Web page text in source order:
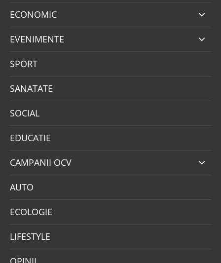
ECONOMIC
EVENIMENTE
SPORT
SANATATE
SOCIAL
EDUCATIE
CAMPANII OCV
AUTO
ECOLOGIE
LIFESTYLE